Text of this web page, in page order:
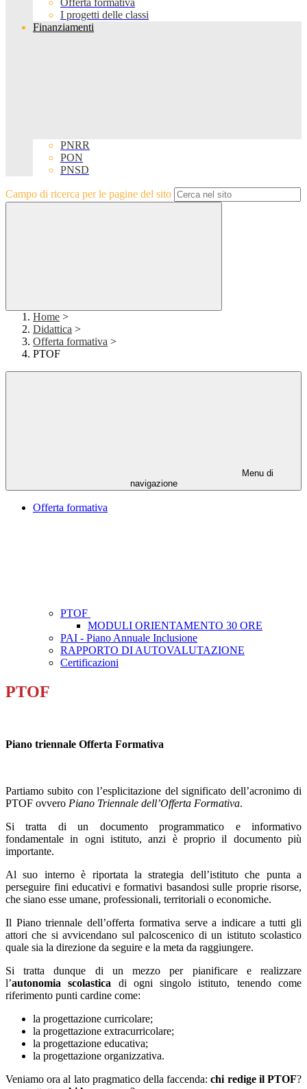
Offerta formativa
I progetti delle classi
Finanziamenti
PNRR
PON
PNSD
Campo di ricerca per le pagine del sito
Home >
Didattica >
Offerta formativa >
PTOF
Menu di
navigazione
Offerta formativa
PTOF
MODULI ORIENTAMENTO 30 ORE
PAI - Piano Annuale Inclusione
RAPPORTO DI AUTOVALUTAZIONE
Certificazioni
PTOF
Piano triennale Offerta Formativa
Partiamo subito con l’esplicitazione del significato dell’acronimo di
PTOF ovvero Piano Triennale dell’Offerta Formativa.
Si tratta di un documento programmatico e informativo
fondamentale in ogni istituto, anzi è proprio il documento più
importante.
Al suo interno è riportata la strategia dell’istituto che punta a
perseguire fini educativi e formativi basandosi sulle proprie risorse,
che siano esse umane, professionali, territoriali o economiche.
Il Piano triennale dell’offerta formativa serve a indicare a tutti gli
attori che si avvicendano sul palcoscenico di un istituto scolastico
quale sia la direzione da seguire e la meta da raggiungere.
Si tratta dunque di un mezzo per pianificare e realizzare
l’autonomia scolastica di ogni singolo istituto, tenendo come
riferimento punti cardine come:
la progettazione curricolare;
la progettazione extracurricolare;
la progettazione educativa;
la progettazione organizzativa.
Veniamo ora al lato pragmatico della faccenda:chi redige il PTOF?